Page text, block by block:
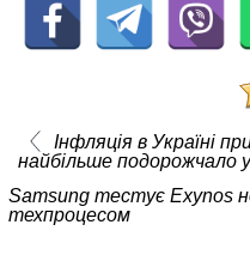
Інфляція в Україні
найбільше подорожчало у
Samsung тестує Exynos
техпроцесом